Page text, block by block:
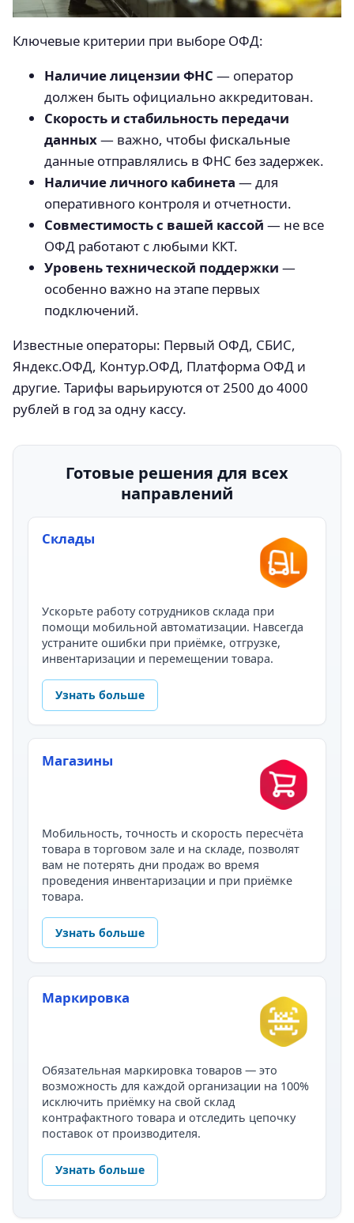
Ключевые критерии при выборе ОФД:
Наличие лицензии ФНС — оператор
должен быть официально аккредитован.
Скорость и стабильность передачи
данных— важно, чтобы фискальные
данные отправлялись в ФНС без задержек.
Наличие личного кабинета — для
оперативного контроля и отчетности.
Совместимость с вашей кассой — не все
ОФД работают с любыми ККТ.
Уровень технической поддержки —
особенно важно на этапе первых
подключений.
Известные операторы: Первый ОФД, СБИС,
Яндекс.ОФД, Контур.ОФД, Платформа ОФД и
другие. Тарифы варьируются от 2500 до 4000
рублей в год за одну кассу.
Готовые решения для всех
направлений
Склады
Ускорьте работу сотрудников склада при
помощи мобильной автоматизации. Навсегда
устраните ошибки при приёмке, отгрузке,
инвентаризации и перемещении товара.
Узнать больше
Магазины
Мобильность, точность и скорость пересчёта
товара в торговом зале и на складе, позволят
вам не потерять дни продаж во время
проведения инвентаризации и при приёмке
товара.
Узнать больше
Маркировка
Обязательная маркировка товаров — это
возможность для каждой организации на 100%
исключить приёмку на свой склад
контрафактного товара и отследить цепочку
поставок от производителя.
Узнать больше